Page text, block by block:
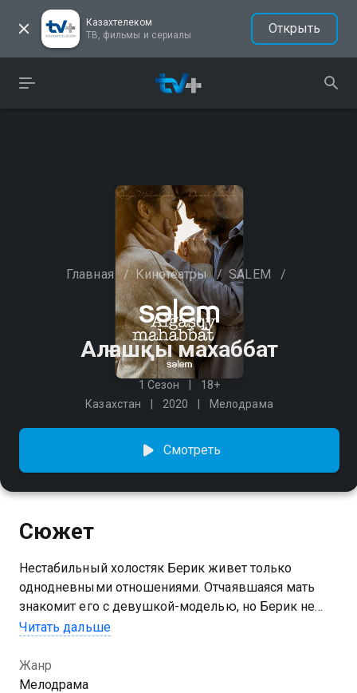
Казахтелеком
ТВ, фильмы и сериалы
Открыть
Главная / Кинотеатры / SALEM /
Алғашқы махаббат
1 Сезон
18+
Казахстан
2020 Мелодрама
Смотреть
Сюжет
Нестабильный холостяк Берик живет только
однодневными отношениями. Отчаявшаяся мать
знакомит его с девушкой-моделью, но Берик не
собирается жениться.Сидя в клинике, он обещает
вместе посмотрим, что его ждет в школе.
Читать дальше
Жанр
Мелодрама